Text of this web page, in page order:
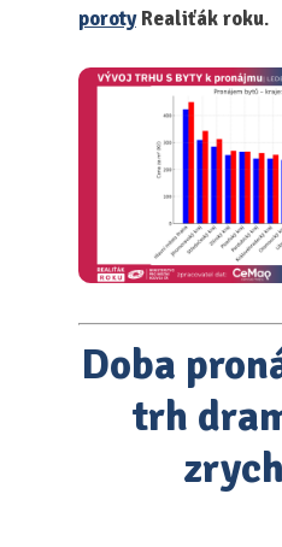
porotyRealiťák roku.
Doba
trh